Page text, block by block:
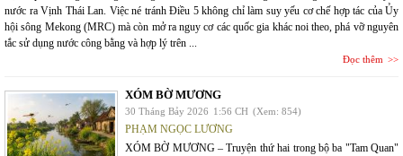
nước ra Vịnh Thái Lan. Việc né tránh Điều 5 không chỉ làm suy yếu cơ chế hợp tác của Ủy
hội sông Mekong (MRC) mà còn mở ra nguy cơ các quốc gia khác noi theo, phá vỡ nguyên
tắc sử dụng nước công bằng và hợp lý trên ...
Đọc thêm
XÓM BỜ MƯƠNG
30 Tháng Bảy 2026 1:56 CH (Xem: 854)
PHẠM NGỌC LƯƠNG
XÓM BỜ MƯƠNG – Truyện thứ hai trong bộ ba "Tam Quan"